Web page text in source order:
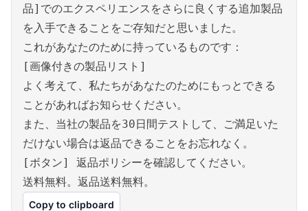
品]でのエクスペリエンスをさらに良くする追加製品
を入手できることをご存知だと思いました。
これがあなたのために持っているものです：
[画像付きの製品リスト]
よく考えて、私たちがあなたのためにもっとできる
ことがあればお知らせください。
また、当社の製品を30日間テストして、ご満足いた
だけない場合は返品できることをお忘れなく。
[ボタン] 返品ポリシーを確認してください。
送料無料。返品送料無料。
Copy to clipboard